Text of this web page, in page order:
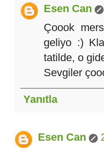
Esen Can
Çoook
geliyo :)
tatilde, o
Sevgiler
Yanıtla
Esen Can